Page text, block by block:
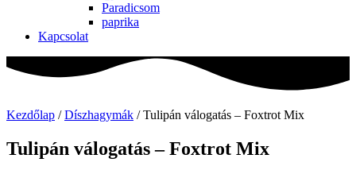
Paradicsom
paprika
Kapcsolat
Kezdőlap /Díszhagymák / Tulipán válogatás – Foxtrot Mix
Tulipán válogatás – Foxtrot Mix